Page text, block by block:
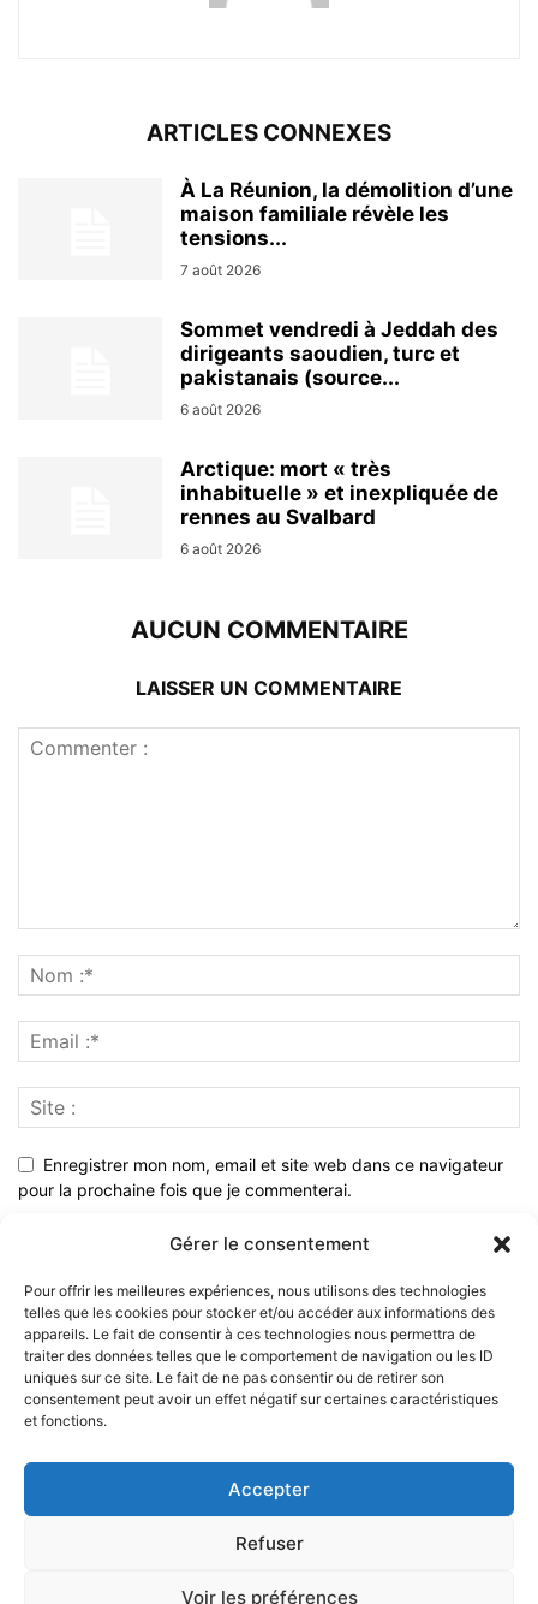
Gérer le consentement
Pour offrir les meilleures expériences, nous utilisons des technologies
telles que les cookies pour stocker et/ou accéder aux informations des
appareils. Le fait de consentir à ces technologies nous permettra de
traiter des données telles que le comportement de navigation ou les ID
uniques sur ce site. Le fait de ne pas consentir ou de retirer son
consentement peut avoir un effet négatif sur certaines caractéristiques
et fonctions.
Accepter
Refuser
Voir les préférences
ARTICLES CONNEXES
À La Réunion, la démolition d’une
maison familiale révèle les
tensions...
7 août 2026
Sommet vendredi à Jeddah des
dirigeants saoudien, turc et
pakistanais (source...
6 août 2026
Arctique: mort « très
inhabituelle » et inexpliquée de
rennes au Svalbard
6 août 2026
AUCUN COMMENTAIRE
LAISSER UN COMMENTAIRE
Enregistrer mon nom, email et site web dans ce navigateur
pour la prochaine fois que je commenterai.
À PROPOS
SUIVEZ NOUS